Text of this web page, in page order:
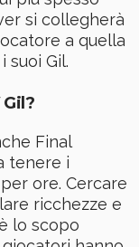
si collegherà
a quella
suoi Gil.
Final
tenere i
ore. Cercare
ricchezze e
lo scopo